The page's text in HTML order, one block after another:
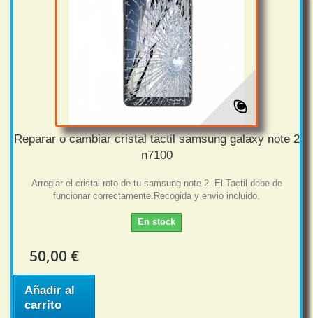
Reparar o cambiar cristal tactil samsung galaxy note 2
n7100
Arreglar el cristal roto de tu samsung note 2. El Tactil debe de
funcionar correctamente.Recogida y envio incluido.
En stock
50,00 €
Añadir al
carrito